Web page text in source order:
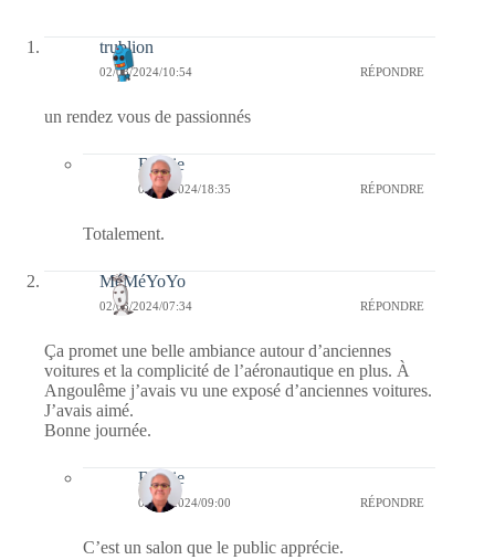
trublion
02/08/2024/10:54 RÉPONDRE
un rendez vous de passionnés
Bernie
02/08/2024/18:35 RÉPONDRE
Totalement.
MéMéYoYo
02/08/2024/07:34 RÉPONDRE
Ça promet une belle ambiance autour d’anciennes
voitures et la complicité de l’aéronautique en plus. À
Angoulême j’avais vu une exposé d’anciennes voitures.
J’avais aimé.
Bonne journée.
Bernie
02/08/2024/09:00 RÉPONDRE
C’est un salon que le public apprécie.